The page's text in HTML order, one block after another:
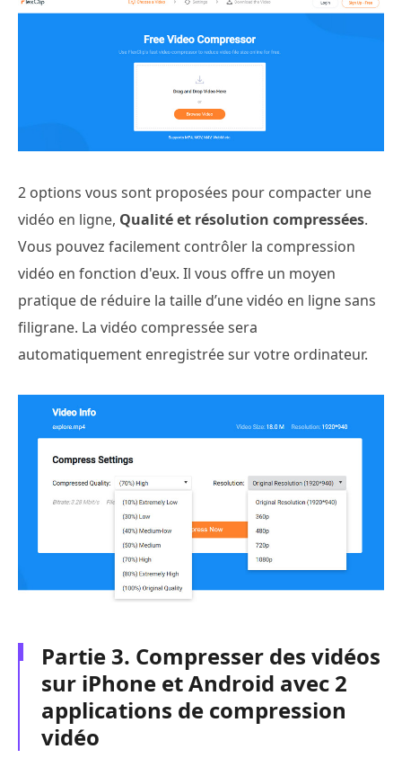
2 options vous sont proposées pour compacter une
vidéo en ligne, Qualité et résolution compressées.
Vous pouvez facilement contrôler la compression
vidéo en fonction d'eux. Il vous offre un moyen
pratique de réduire la taille d’une vidéo en ligne sans
filigrane. La vidéo compressée sera
automatiquement enregistrée sur votre ordinateur.
Partie 3. Compresser des vidéos
sur iPhone et Android avec 2
applications de compression
vidéo